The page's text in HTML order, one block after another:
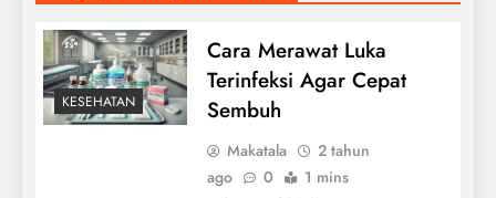
KESEHATAN
Cara Merawat Luka
Terinfeksi Agar Cepat
Sembuh
Makatala
2 tahun
ago
0 1 mins